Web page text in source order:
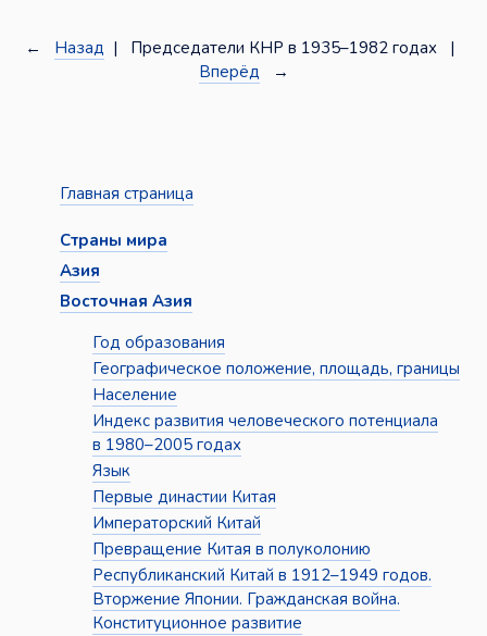
← Назад | Председатели КНР в 1935–1982 годах |
Вперёд →
Главная страница
Страны мира
Азия
Восточная Азия
Год образования
Географическое положение, площадь, границы
Население
Индекс развития человеческого потенциала
в 1980–2005 годах
Язык
Первые династии Китая
Императорский Китай
Превращение Китая в полуколонию
Республиканский Китай в 1912–1949 годов.
Вторжение Японии. Гражданская война.
Конституционное развитие